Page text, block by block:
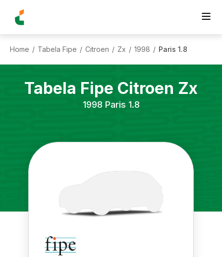
Home / Tabela Fipe / Citroen / Zx / 1998 / Paris 1.8
Tabela Fipe Citroen Zx
1998 Paris 1.8